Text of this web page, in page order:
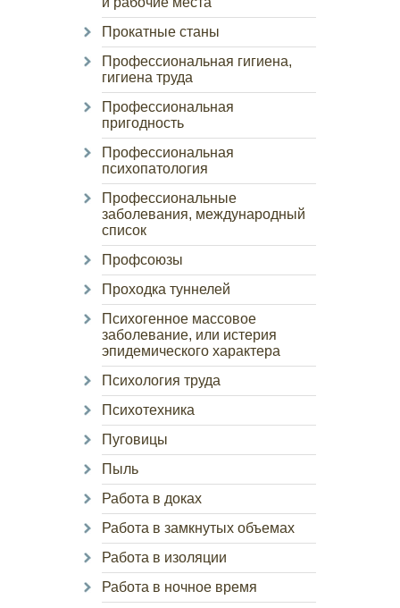
Прокатные станы
Профессиональная гигиена,
гигиена труда
Профессиональная
пригодность
Профессиональная
психопатология
Профессиональные
заболевания, международный
список
Профсоюзы
Проходка туннелей
Психогенное массовое
заболевание, или истерия
эпидемического характера
Психология труда
Психотехника
Пуговицы
Пыль
Работа в доках
Работа в замкнутых объемах
Работа в изоляции
Работа в ночное время